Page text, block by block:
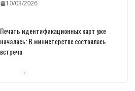
встреча
Пашинян обсудил с главой МАГАТЭ тему
малых модульных реакторов
10/03/2026